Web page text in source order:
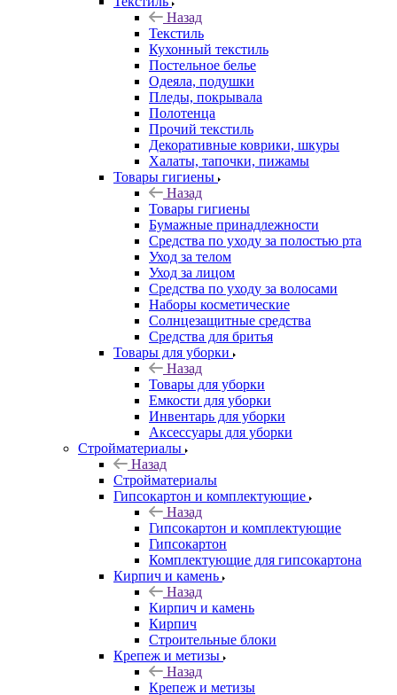
Назад
Текстиль
Кухонный текстиль
Постельное белье
Одеяла, подушки
Пледы, покрывала
Полотенца
Прочий текстиль
Декоративные коврики, шкуры
Халаты, тапочки, пижамы
Товары гигиены
Назад
Товары гигиены
Бумажные принадлежности
Средства по уходу за полостью рта
Уход за телом
Уход за лицом
Средства по уходу за волосами
Наборы косметические
Солнцезащитные средства
Средства для бритья
Товары для уборки
Назад
Товары для уборки
Емкости для уборки
Инвентарь для уборки
Аксессуары для уборки
Стройматериалы
Назад
Стройматериалы
Гипсокартон и комплектующие
Назад
Гипсокартон и комплектующие
Гипсокартон
Комплектующие для гипсокартона
Кирпич и камень
Назад
Кирпич и камень
Кирпич
Строительные блоки
Крепеж и метизы
Назад
Крепеж и метизы